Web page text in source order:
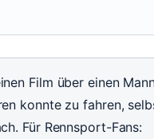
Film über einen
konnte zu fahren,
Für Rennsport-Fans: